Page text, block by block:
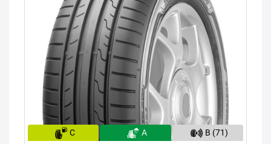
C A B (71)